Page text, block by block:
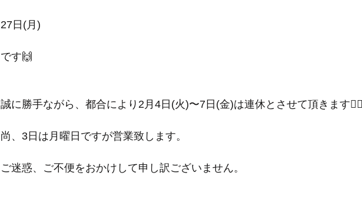
27日(月)
です🙌
誠に勝手ながら、都合により2月4日(火)〜7日(金)は連休とさせて頂きます
尚、3日は月曜日ですが営業致します。
ご迷惑、ご不便をおかけして申し訳ございません。